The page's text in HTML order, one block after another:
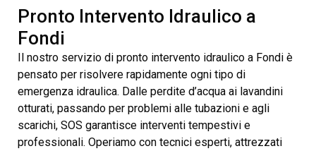
Pronto Intervento Idraulico a
Fondi
Il nostro servizio di pronto intervento idraulico a Fondi è
pensato per risolvere rapidamente ogni tipo di
emergenza idraulica. Dalle perdite d’acqua ai lavandini
otturati, passando per problemi alle tubazioni e agli
scarichi, SOS garantisce interventi tempestivi e
professionali. Operiamo con tecnici esperti, attrezzati